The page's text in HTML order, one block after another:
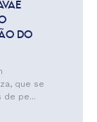
DO
que se
de pe...